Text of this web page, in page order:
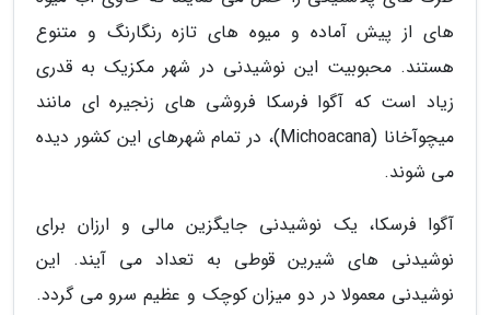
های از پیش آماده و میوه های تازه رنگارنگ و متنوع
هستند. محبوبیت این نوشیدنی در شهر مکزیک به قدری
زیاد است که آگوا فرسکا فروشی های زنجیره ای مانند
میچوآخانا (Michoacana)، در تمام شهرهای این کشور دیده
می شوند.
آگوا فرسکا، یک نوشیدنی جایگزین مالی و ارزان برای
نوشیدنی های شیرین قوطی به تعداد می آیند. این
نوشیدنی معمولا در دو میزان کوچک و عظیم سرو می گردد.